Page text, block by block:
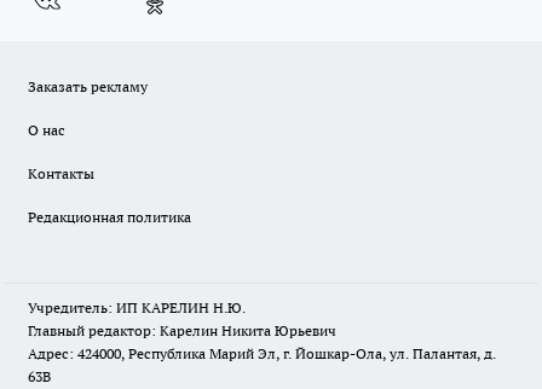
Заказать рекламу
О нас
Контакты
Редакционная политика
Учредитель: ИП КАРЕЛИН Н.Ю.
Главный редактор: Карелин Никита Юрьевич
Адрес: 424000, Республика Марий Эл, г. Йошкар-Ола, ул. Палантая, д.
63В